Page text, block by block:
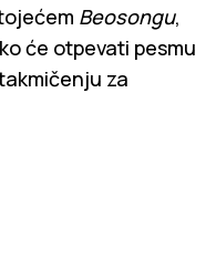
Beosongu,
će otpevati pesmu
za